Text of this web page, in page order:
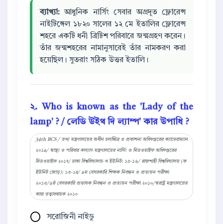
ব্যাখ্যা: আধুনিক নার্সিং সেবার অগ্রদূত ফ্লোরেন্স
নাইটিঙ্গেল ১৮২০ সালের ১২ মে ইতালির ফ্লোরেন্স
শহরে একটি ধনী ব্রিটিশ পরিবারে জন্মগ্রহণ করেন।
তাঁর জন্মশহরের নামানুসারেই তাঁর নামকরণ করা
হয়েছিল। সুতরাং সঠিক উত্তর ইতালি।
২. Who is known as the 'Lady of the
lamp' ? / লেডি উইথ দি ল্যাম্প' কার উপাধি ?
34th BCS / তথ্য মন্ত্রণালয়ের অধীন চলচ্চিত্র ও প্রকাশনা অধিদপ্তরের ক্যামেরাম্যান
২০১৯/ স্বাস্থ্য ও পরিবার কল্যাণ মন্ত্রণালয়ের নার্সিং ও মিডওয়াইফ অধিদপ্তরের
মিডওয়াইফ ২০১৭/ ঢাকা বিশ্ববিদ্যালয়-খ ইউনিট: ১৫-১৬/ রাজশাহী বিশ্ববিদ্যালয় (ক
ইউনিট জোড়): ১৩-১৪/ ৯ম বেসরকারি শিক্ষক নিবন্ধন ও প্রত্যয়ন পরীক্ষা
২০১৩/৬ষ্ঠ বেসরকারি প্রভাষক নিবন্ধন ও প্রত্যয়ন পরীক্ষা ২০১০/স্বরাষ্ট্র মন্ত্রণালয়ের
কারা তত্ত্বাবধায়ক ২০১০
সরোজিনী নাইডু